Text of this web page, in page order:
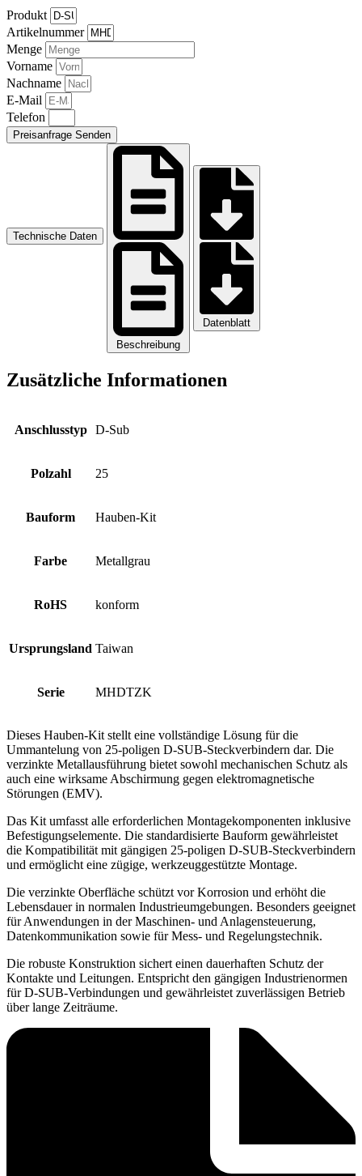
Produkt
Artikelnummer
Menge
Vorname
Nachname
E-Mail
Telefon
Preisanfrage Senden
Technische Daten
Beschreibung
Datenblatt
Zusätzliche Informationen
Anschlusstyp D-Sub
Polzahl 25
Bauform Hauben-Kit
Farbe Metallgrau
RoHS konform
Ursprungsland Taiwan
Serie MHDTZK
Dieses Hauben-Kit stellt eine vollständige Lösung für die
Ummantelung von 25-poligen D-SUB-Steckverbindern dar. Die
verzinkte Metallausführung bietet sowohl mechanischen Schutz als
auch eine wirksame Abschirmung gegen elektromagnetische
Störungen (EMV).
Das Kit umfasst alle erforderlichen Montagekomponenten inklusive
Befestigungselemente. Die standardisierte Bauform gewährleistet
die Kompatibilität mit gängigen 25-poligen D-SUB-Steckverbindern
und ermöglicht eine zügige, werkzeuggestützte Montage.
Die verzinkte Oberfläche schützt vor Korrosion und erhöht die
Lebensdauer in normalen Industrieumgebungen. Besonders geeignet
für Anwendungen in der Maschinen- und Anlagensteuerung,
Datenkommunikation sowie für Mess- und Regelungstechnik.
Die robuste Konstruktion sichert einen dauerhaften Schutz der
Kontakte und Leitungen. Entspricht den gängigen Industrienormen
für D-SUB-Verbindungen und gewährleistet zuverlässigen Betrieb
über lange Zeiträume.